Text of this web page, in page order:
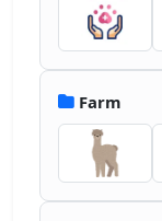
Farm